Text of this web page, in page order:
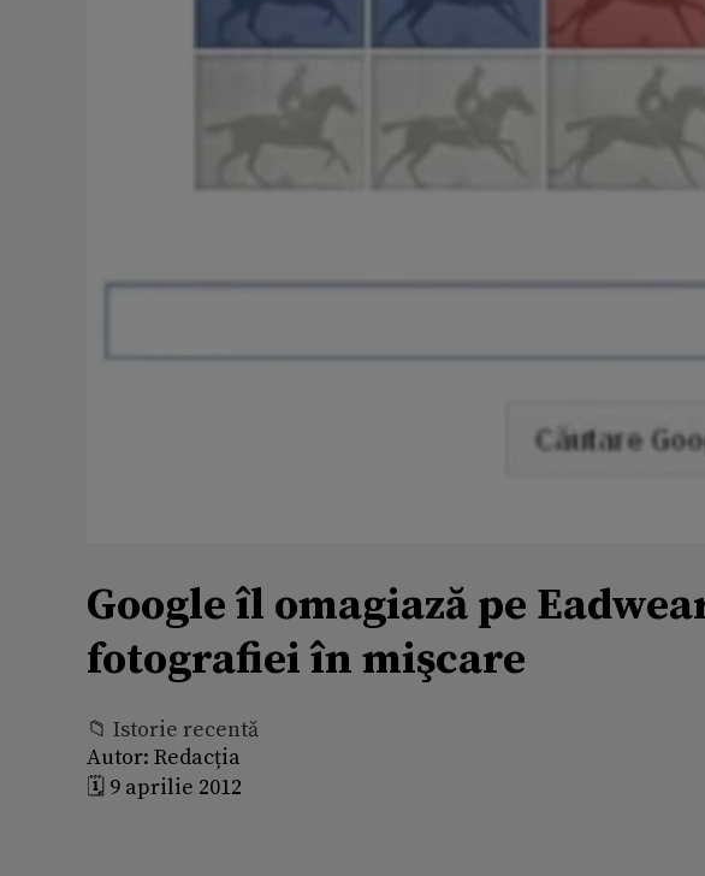
Google îl omagiază pe
fotografiei în mişcare
📁 Istorie recentă
Autor: Redacția
🗓️ 9 aprilie 2012